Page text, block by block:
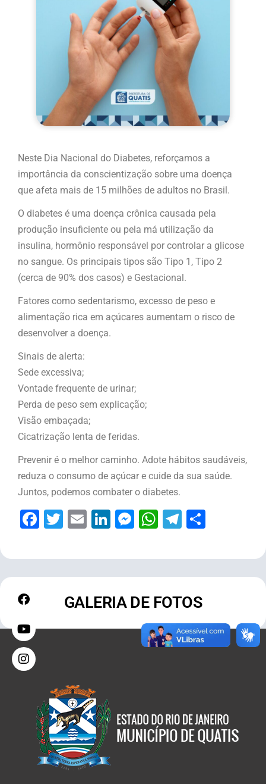
Neste Dia Nacional do Diabetes, reforçamos a
importância da conscientização sobre uma doença
que afeta mais de 15 milhões de adultos no Brasil.
O diabetes é uma doença crônica causada pela
produção insuficiente ou pela má utilização da
insulina, hormônio responsável por controlar a glicose
no sangue. Os principais tipos são Tipo 1, Tipo 2
(cerca de 90% dos casos) e Gestacional.
Fatores como sedentarismo, excesso de peso e
alimentação rica em açúcares aumentam o risco de
desenvolver a doença.
Sinais de alerta:
Sede excessiva;
Vontade frequente de urinar;
Perda de peso sem explicação;
Visão embaçada;
Cicatrização lenta de feridas.
Prevenir é o melhor caminho. Adote hábitos saudáveis,
reduza o consumo de açúcar e cuide da sua saúde.
Juntos, podemos combater o diabetes.
Facebook
Twitter
EmailLinkedIn
Messenger
WhatsApp
Telegram
GALERIA DE FOTOS